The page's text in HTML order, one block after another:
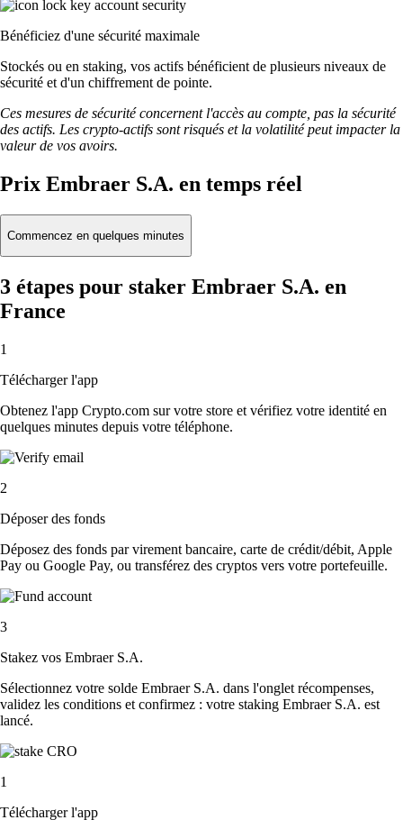
Bénéficiez d'une sécurité maximale
Stockés ou en staking, vos actifs bénéficient de plusieurs niveaux de
sécurité et d'un chiffrement de pointe.
Ces mesures de sécurité concernent l'accès au compte, pas la sécurité
des actifs. Les crypto-actifs sont risqués et la volatilité peut impacter la
valeur de vos avoirs.
Prix Embraer S.A. en temps réel
Commencez en quelques minutes
3 étapes pour staker Embraer S.A. en
France
1
Télécharger l'app
Obtenez l'app Crypto.com sur votre store et vérifiez votre identité en
quelques minutes depuis votre téléphone.
2
Déposer des fonds
Déposez des fonds par virement bancaire, carte de crédit/débit, Apple
Pay ou Google Pay, ou transférez des cryptos vers votre portefeuille.
3
Stakez vos Embraer S.A.
Sélectionnez votre solde Embraer S.A. dans l'onglet récompenses,
validez les conditions et confirmez : votre staking Embraer S.A. est
lancé.
1
Télécharger l'app